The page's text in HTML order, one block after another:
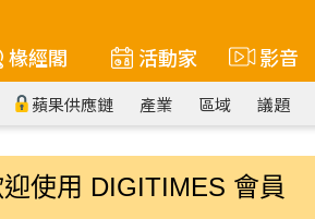
椽經閣 活動家 影音
蘋果供應鏈 產業 區域 議題
使用 DIGITIMES 會員